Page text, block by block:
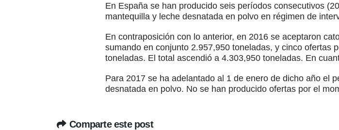
En España se han producido seis períodos consecutivos
mantequilla y leche desnatada en polvo en régimen de
En contraposición con lo anterior, en 2016 se aceptaron
sumando en conjunto 2.957,950 toneladas, y cinco ofertas
toneladas. El total ascendió a 4.303,950 toneladas. En
Para 2017 se ha adelantado al 1 de enero de dicho año el
desnatada en polvo. No se han producido ofertas por el
Comparte este post